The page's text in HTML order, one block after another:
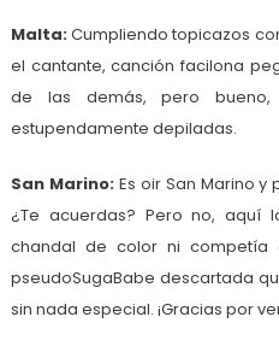
Malta:Cumpliendo topicazos
el cantante, canción facilona
de las demás, pero
estupendamente depiladas.
San Marino: Es oir San Marino y
¿Te acuerdas? Pero no, aquí
chandal de color ni competía
pseudoSugaBabe descartada
sin nada especial. ¡Gracias por